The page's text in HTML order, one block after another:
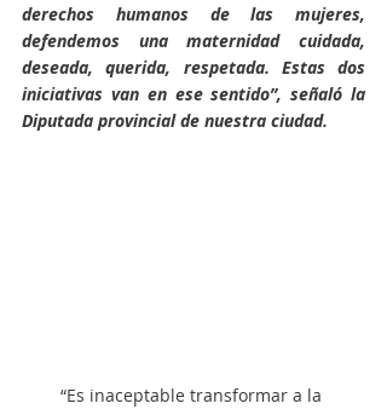
derechos humanos de las mujeres,
defendemos una maternidad cuidada,
deseada, querida, respetada. Estas dos
iniciativas van en ese sentido”, señaló la
Diputada provincial de nuestra ciudad.
“Es inaceptable transformar a la